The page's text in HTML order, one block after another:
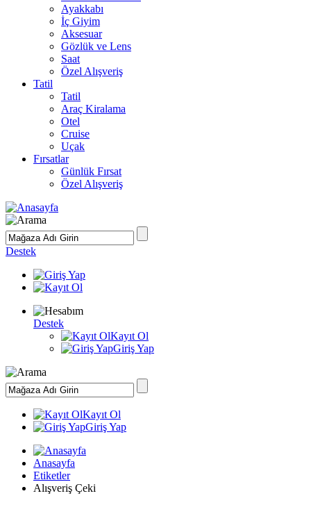
Ayakkabı
İç Giyim
Aksesuar
Gözlük ve Lens
Saat
Özel Alışveriş
Tatil
Tatil
Araç Kiralama
Otel
Cruise
Uçak
Fırsatlar
Günlük Fırsat
Özel Alışveriş
Destek
Destek
Kayıt Ol
Giriş Yap
Kayıt Ol
Giriş Yap
Anasayfa
Etiketler
Alışveriş Çeki